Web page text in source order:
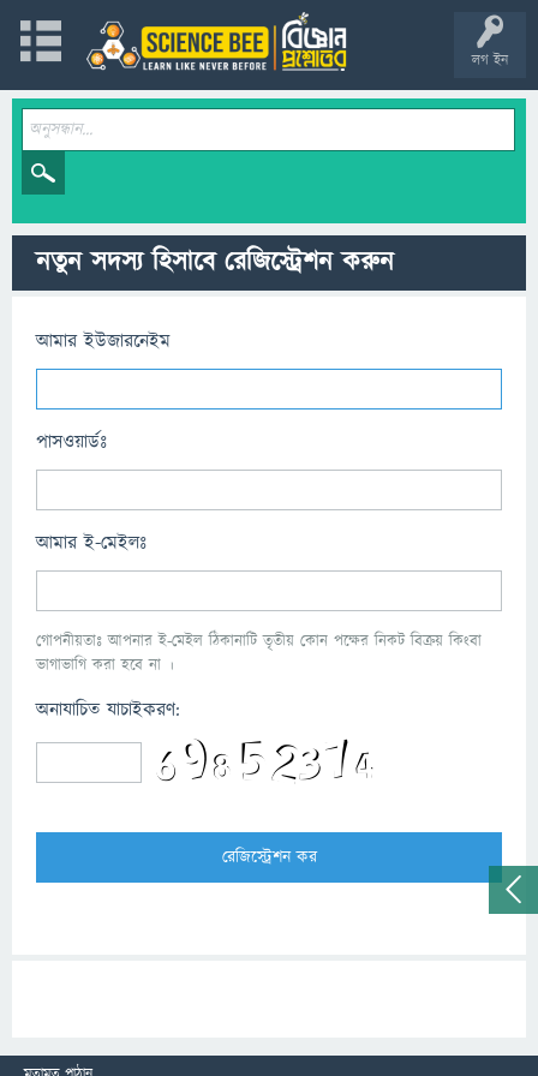
লগ ইন
নতুন সদস্য হিসাবে রেজিস্ট্রেশন করুন
আমার ইউজারনেইম
পাসওয়ার্ডঃ
আমার ই-মেইলঃ
গোপনীয়তাঃ আপনার ই-মেইল ঠিকানাটি তৃতীয় কোন পক্ষের নিকট বিক্রয় কিংবা
ভাগাভাগি করা হবে না ।
অনাযাচিত যাচাইকরণ: